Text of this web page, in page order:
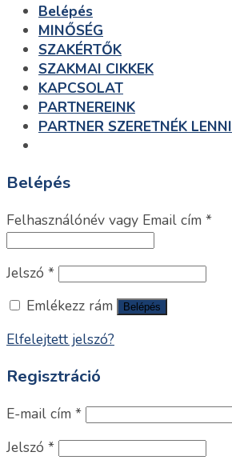
Belépés
MINŐSÉG
SZAKÉRTŐK
SZAKMAI CIKKEK
KAPCSOLAT
PARTNEREINK
PARTNER SZERETNÉK LENNI
Belépés
Felhasználónév vagy Email cím *
Jelszó *
Emlékezz rám
Belépés
Elfelejtett jelszó?
Regisztráció
E-mail cím *
Jelszó *